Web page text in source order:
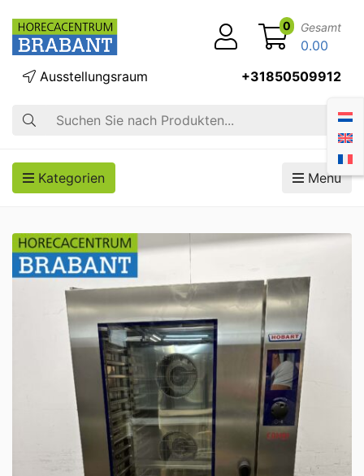
Suche
Ausstellungsraum +31850509912
0 Gesamt
0.00
Kategorien Menü